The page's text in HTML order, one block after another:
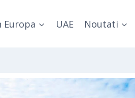
Europa UAE Noutati